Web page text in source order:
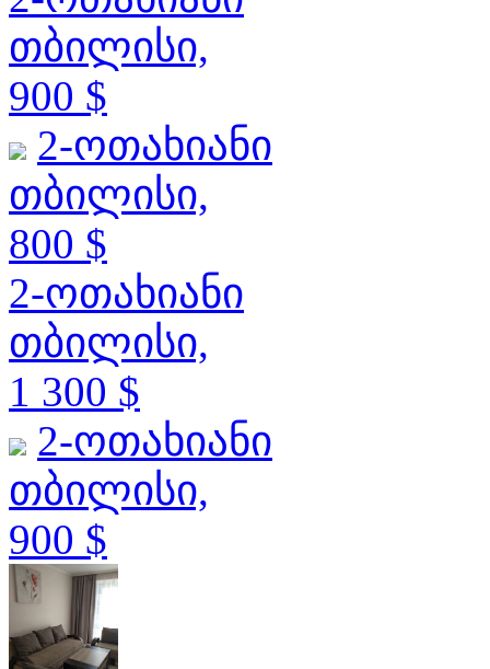
თბილისი,
900 $
2-ოთახიანი
თბილისი,
800 $
2-ოთახიანი
თბილისი,
1 300 $
2-ოთახიანი
თბილისი,
900 $